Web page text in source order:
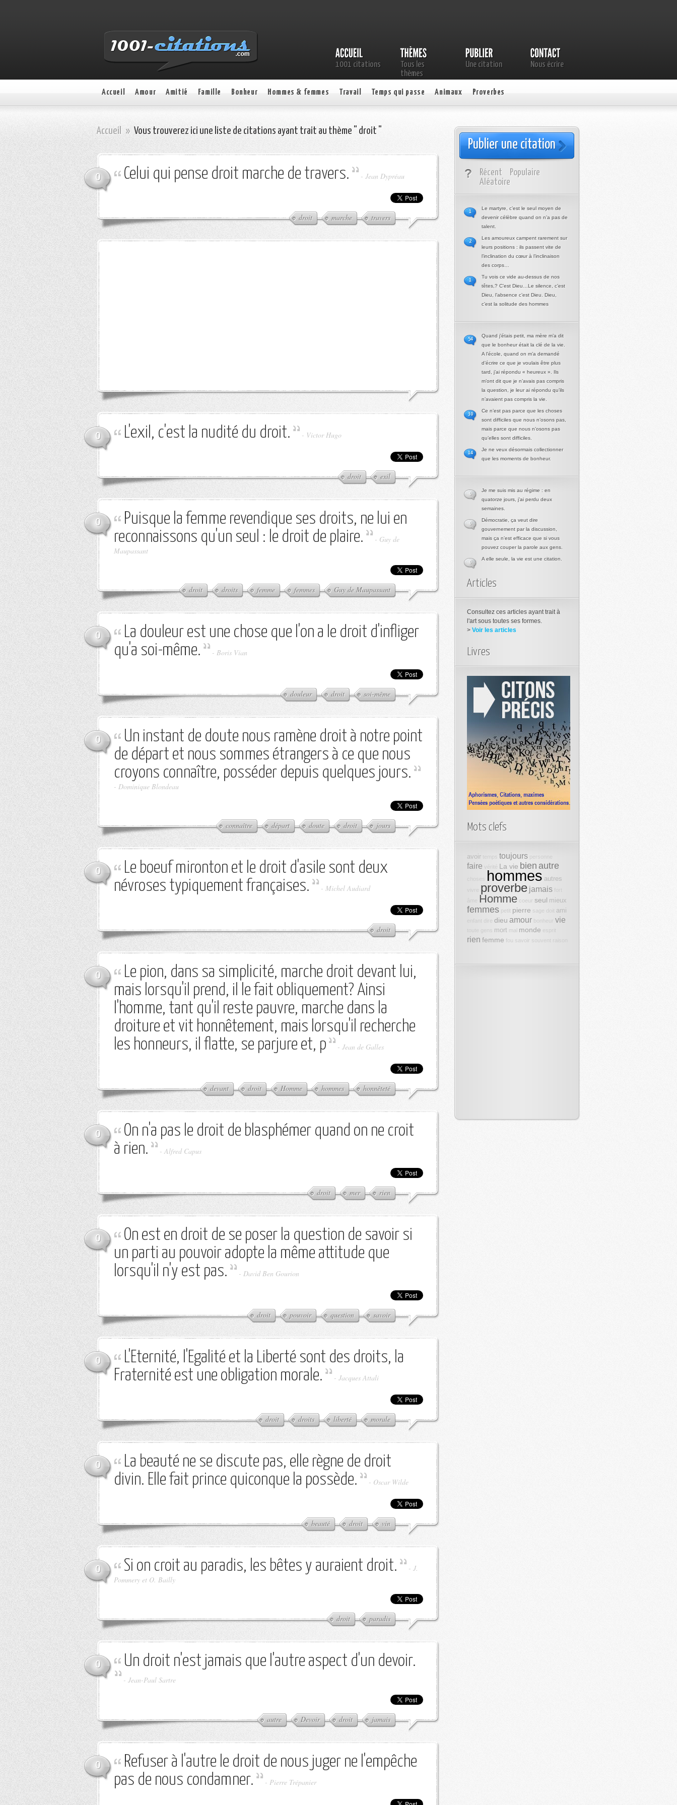
1001 citations
Tous les
thèmes
Une citation Nous écrire
Accueil Amour Amitié Famille Bonheur Hommes & femmes Travail Temps qui passe Animaux Proverbes
Accueil » Vous trouverez ici une liste de citations ayant trait au thème " droit "
0 Celui qui pense droit marche de travers. - Jean Dypréau
droit marche travers
0 L'exil, c'est la nudité du droit. - Victor Hugo
droit exil
0
Puisque la femme revendique ses droits, ne lui en
reconnaissons qu'un seul : le droit de plaire.
- Guy de
Maupassant
droit droits femme femmes Guy de Maupassant
0
La douleur est une chose que l'on a le droit d'infliger
qu'a soi-même.
- Boris Vian
douleur droit soi-même
0
Un instant de doute nous ramène droit à notre point
de départ et nous sommes étrangers à ce que nous
croyons connaître, posséder depuis quelques jours.
- Dominique Blondeau
connaître départ doute droit jours
0
Le boeuf mironton et le droit d'asile sont deux
névroses typiquement françaises.
- Michel Audiard
droit
0
Le pion, dans sa simplicité, marche droit devant lui,
mais lorsqu'il prend, il le fait obliquement? Ainsi
l'homme, tant qu'il reste pauvre, marche dans la
droiture et vit honnêtement, mais lorsqu'il recherche
les honneurs, il flatte, se parjure et, p
- Jean de Galles
devant droit Homme hommes honnêteté
0
On n'a pas le droit de blasphémer quand on ne croit
à rien.
- Alfred Capus
droit mer rien
0
On est en droit de se poser la question de savoir si
un parti au pouvoir adopte la même attitude que
lorsqu'il n'y est pas.
- David Ben Gourion
droit pouvoir question savoir
0
L'Eternité, l'Egalité et la Liberté sont des droits, la
Fraternité est une obligation morale.
- Jacques Attali
droit droits liberté morale
0
La beauté ne se discute pas, elle règne de droit
divin. Elle fait prince quiconque la possède.
- Oscar Wilde
beauté droit vin
0 Si on croit au paradis, les bêtes y auraient droit. - J.
Pommery et O. Bailly
droit paradis
0 Un droit n'est jamais que l'autre aspect d'un devoir.
- Jean-Paul Sartre
autre Devoir droit jamais
0
Refuser à l'autre le droit de nous juger ne l'empêche
pas de nous condamner.
- Pierre Trépanier
Publier une citation
Récent
Populaire
Aléatoire
Le martyre, c’est le seul moyen de
devenir célèbre quand on n’a pas de
talent.
1
Les amoureux campent rarement sur
leurs positions : ils passent vite de
l’inclination du cœur à l’inclinaison
des corps…
2
Tu vois ce vide au-dessus de nos
têtes,? C’est Dieu…Le silence, c’est
Dieu, l’absence c’est Dieu. Dieu,
c’est la solitude des hommes
1
Quand j’étais petit, ma mère m’a dit
que le bonheur était la clé de la vie.
A l’école, quand on m’a demandé
d’écrire ce que je voulais être plus
tard, j’ai répondu « heureux ». Ils
m’ont dit que je n’avais pas compris
la question, je leur ai répondu qu’ils
n’avaient pas compris la vie.
54
Ce n’est pas parce que les choses
sont difficiles que nous n’osons pas,
mais parce que nous n’osons pas
qu’elles sont difficiles.
30
Je ne veux désormais collectionner
que les moments de bonheur.
14
Je me suis mis au régime : en
quatorze jours, j’ai perdu deux
semaines.
0
Démocratie, ça veut dire
gouvernement par la discussion,
mais ça n’est efficace que si vous
pouvez couper la parole aux gens.
0
A elle seule, la vie est une citation.
0
Articles
Consultez ces articles ayant trait à
l'art sous toutes ses formes.
> Voir les articles
Livres
Mots clefs
avoir temps toujours personne
faire vérité La vie bien autre
hommes autres
proverbe jamais fort
Homme coeur seul mieux
femmes petit pierre sage ami
dire dieu amour bonheur vie
gens mort mal monde esprit
rien femme fou savoir souvent